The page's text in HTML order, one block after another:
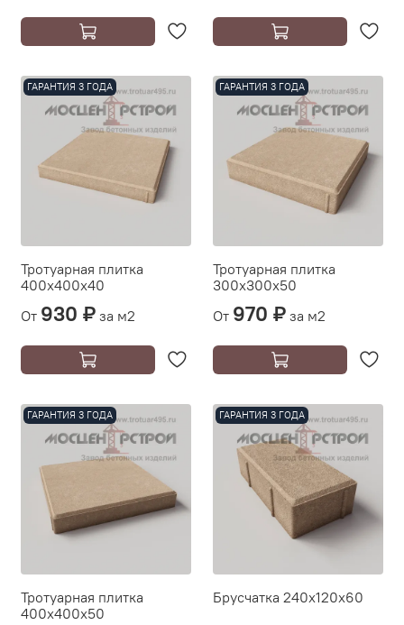
ГАРАНТИЯ 3 ГОДА
Тротуарная плитка
400х400х40
От 930 ₽ за м2
ГАРАНТИЯ 3 ГОДА
Тротуарная плитка
300х300х50
От 970 ₽ за м2
ГАРАНТИЯ 3 ГОДА
Тротуарная плитка
400х400х50
ГАРАНТИЯ 3 ГОДА
Брусчатка 240х120х60